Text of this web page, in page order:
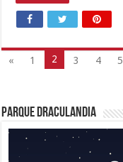
« 1 2 3 4 5
Parque Draculandia